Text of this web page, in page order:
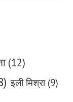
(12)
इली मिश्रा (9)